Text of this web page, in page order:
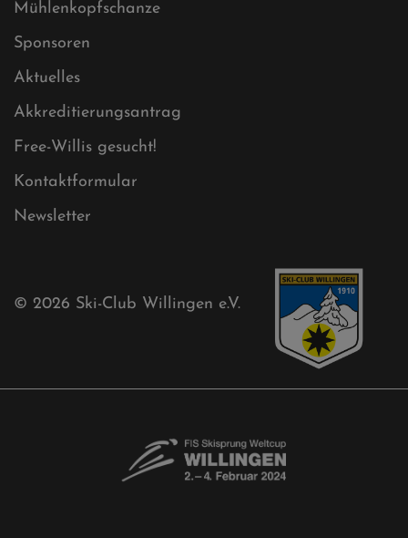
Impressum
Sitemap
Sitemap XML
Cookies
Ski-Club
Mühlenkopfschanze
Sponsoren
Akkreditierungsantrag
Ski-Club Willingen e.V.